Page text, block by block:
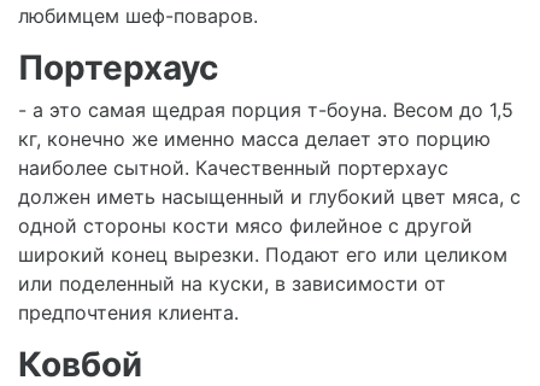
любимцем шеф-поваров.
Портерхаус
- а это самая щедрая порция т-боуна. Весом до 1,5
кг, конечно же именно масса делает это порцию
наиболее сытной. Качественный портерхаус
должен иметь насыщенный и глубокий цвет мяса, с
одной стороны кости мясо филейное с другой
широкий конец вырезки. Подают его или целиком
или поделенный на куски, в зависимости от
предпочтения клиента.
Ковбой